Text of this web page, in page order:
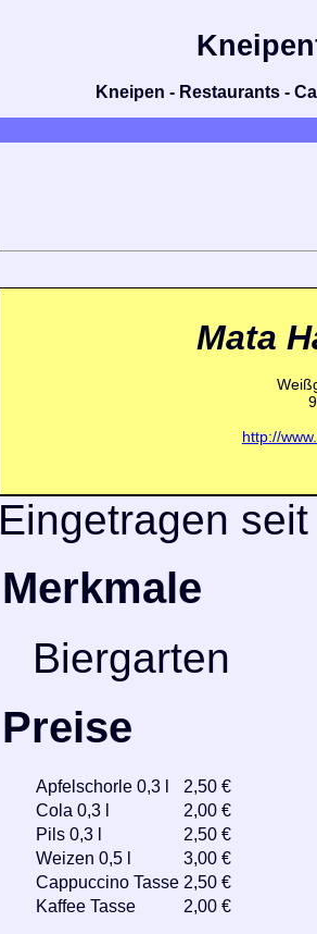
Kneipen - Restaurants -
Mata
http://
Eingetragen
Merkmale
Biergarten
Preise
Apfelschorle 0,3 l
2,50 €
Cola 0,3 l
2,00 €
Pils 0,3 l
2,50 €
Weizen 0,5 l
3,00 €
Cappuccino Tasse 2,50 €
Kaffee Tasse
2,00 €